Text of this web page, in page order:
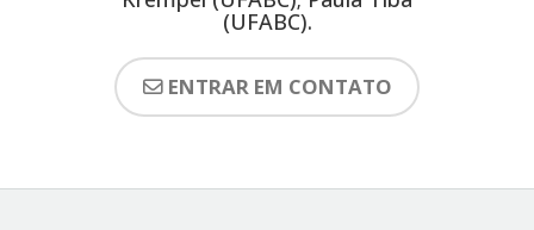
(UFABC).
ENTRAR EM CONTATO